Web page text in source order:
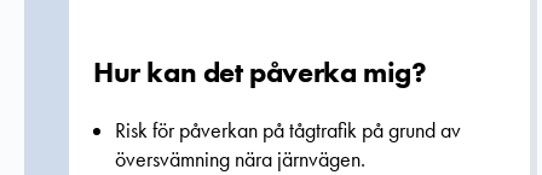
Hur kan det påverka mig?
Risk för påverkan på tågtrafik på grund av
översvämning nära järnvägen.